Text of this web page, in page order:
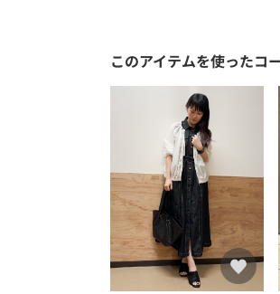
このアイテムを使ったコ